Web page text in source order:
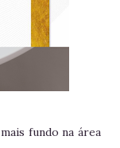
fundo na área